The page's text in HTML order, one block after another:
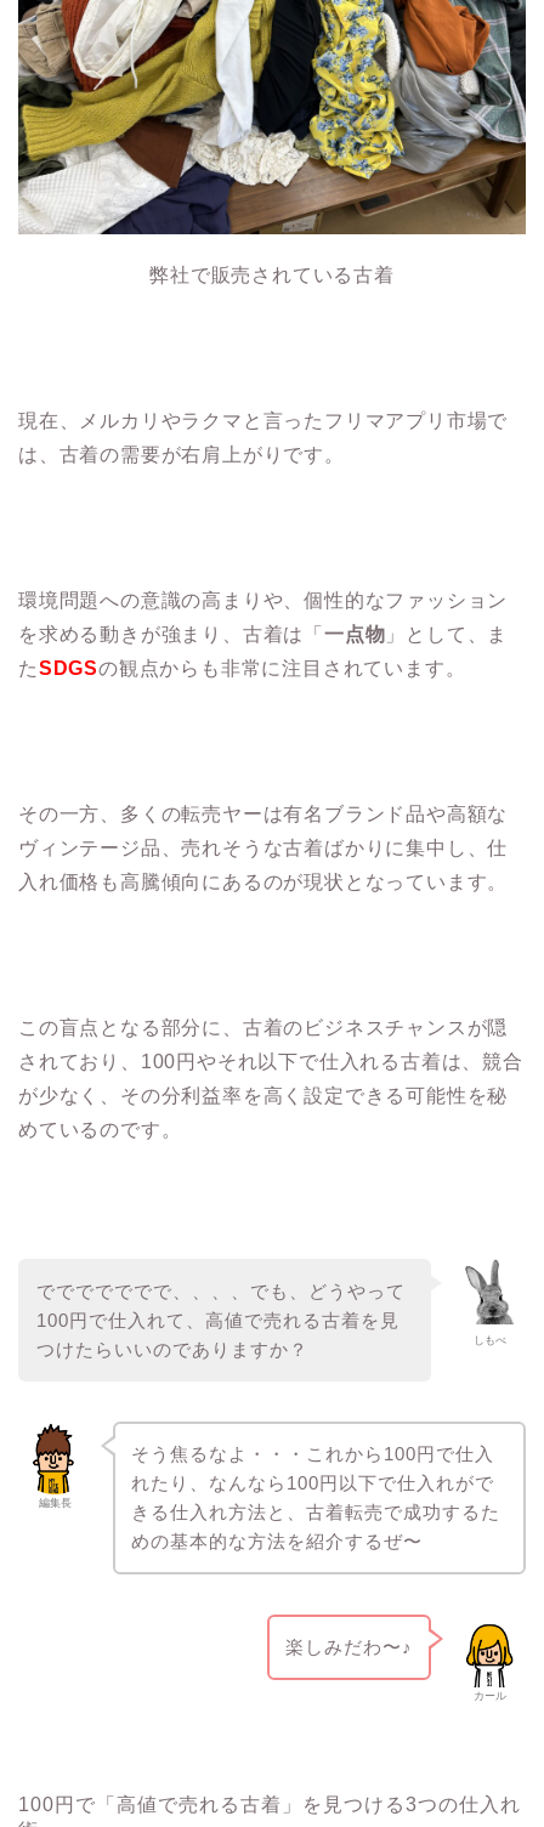
弊社で販売されている古着
現在、メルカリやラクマと言ったフリマアプリ市場で
は、古着の需要が右肩上がりです。
環境問題への意識の高まりや、個性的なファッション
を求める動きが強まり、古着は「 一点物 」として、ま
たSDGSの観点からも非常に注目されています。
その一方、多くの転売ヤーは有名ブランド品や高額な
ヴィンテージ品、売れそうな古着ばかりに集中し、仕
入れ価格も高騰傾向にあるのが現状となっています。
この盲点となる部分に、古着のビジネスチャンスが隠
されており、100円やそれ以下で仕入れる古着は、競合
が少なく、その分利益率を高く設定できる可能性を秘
めているのです。
しもべ
ででででででで、、、、でも、どうやって
100円で仕入れて、高値で売れる古着を見
つけたらいいのでありますか？
編集長
そう焦るなよ・・・これから100円で仕入
れたり、なんなら100円以下で仕入れがで
きる仕入れ方法と、古着転売で成功するた
めの基本的な方法を紹介するぜ〜
カール
楽しみだわ〜♪
100円で「高値で売れる古着」を見つける3つの仕入れ